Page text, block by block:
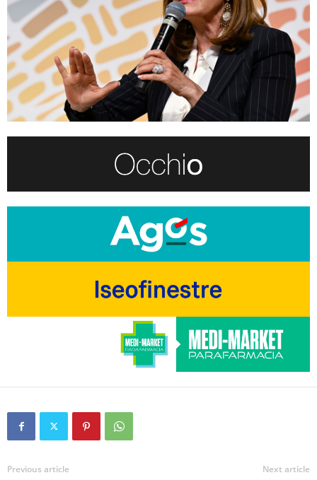
Previous article Next article